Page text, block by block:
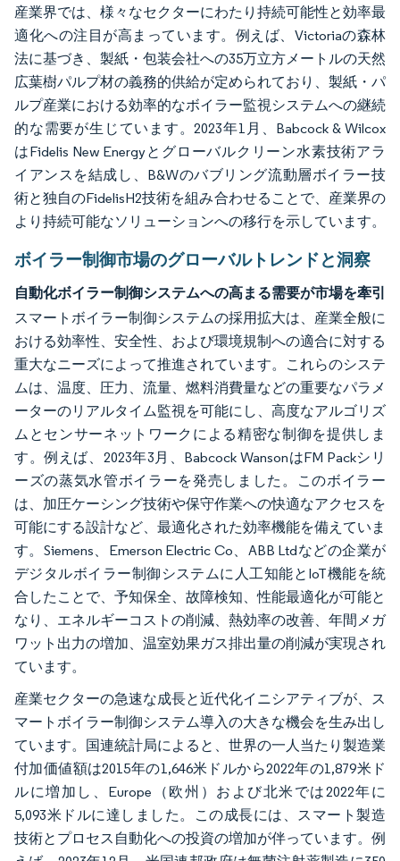
産業界では、様々なセクターにわたり持続可能性と効率最
適化への注目が高まっています。例えば、Victoriaの森林
法に基づき、製紙・包装会社への35万立方メートルの天然
広葉樹パルプ材の義務的供給が定められており、製紙・パ
ルプ産業における効率的なボイラー監視システムへの継続
的な需要が生じています。2023年1月、Babcock & Wilcox
はFidelis New Energyとグローバルクリーン水素技術アラ
イアンスを結成し、B&Wのバブリング流動層ボイラー技
術と独自のFidelisH2技術を組み合わせることで、産業界の
より持続可能なソリューションへの移行を示しています。
ボイラー制御市場のグローバルトレンドと洞察
自動化ボイラー制御システムへの高まる需要が市場を牽引
スマートボイラー制御システムの採用拡大は、産業全般に
おける効率性、安全性、および環境規制への適合に対する
重大なニーズによって推進されています。これらのシステ
ムは、温度、圧力、流量、燃料消費量などの重要なパラメ
ーターのリアルタイム監視を可能にし、高度なアルゴリズ
ムとセンサーネットワークによる精密な制御を提供しま
す。例えば、2023年3月、Babcock WansonはFM Packシリ
ーズの蒸気水管ボイラーを発売しました。このボイラー
は、加圧ケーシング技術や保守作業への快適なアクセスを
可能にする設計など、最適化された効率機能を備えていま
す。Siemens、Emerson Electric Co、ABB Ltdなどの企業が
デジタルボイラー制御システムに人工知能とIoT機能を統
合したことで、予知保全、故障検知、性能最適化が可能と
なり、エネルギーコストの削減、熱効率の改善、年間メガ
ワット出力の増加、温室効果ガス排出量の削減が実現され
ています。
産業セクターの急速な成長と近代化イニシアティブが、ス
マートボイラー制御システム導入の大きな機会を生み出し
ています。国連統計局によると、世界の一人当たり製造業
付加価値額は2015年の1,646米ドルから2022年の1,879米ド
ルに増加し、Europe（欧州）および北米では2022年に
5,093米ドルに達しました。この成長には、スマート製造
技術とプロセス自動化への投資の増加が伴っています。例